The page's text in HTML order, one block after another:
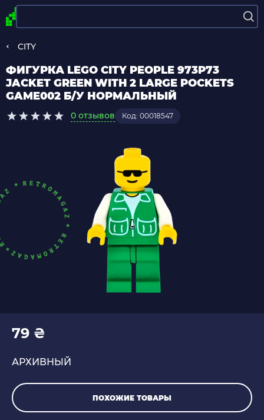
CITY
ФИГУРКА LEGO CITY PEOPLE 973P73
JACKET GREEN WITH 2 LARGE POCKETS
GAME002 Б/У НОРМАЛЬНЫЙ
0 отзывов Код: 00018547
79 ₴
АРХИВНЫЙ
ПОХОЖИЕ ТОВАРЫ